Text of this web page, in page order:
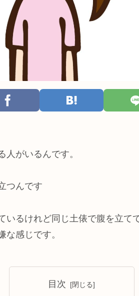
がいるんです。
つんです
いるけれど同じ土俵で腹を立て
感じです。
目次